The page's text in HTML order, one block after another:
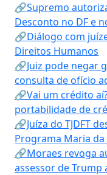
🔗Supremo
Desconto no DF e
🔗Diálogo com
Direitos Humanos
🔗Juiz pode negar
consulta de ofício
🔗Vai um crédito
portabilidade de
🔗Juíza do TJDFT
Programa Maria da
🔗Moraes revoga
assessor de Trump